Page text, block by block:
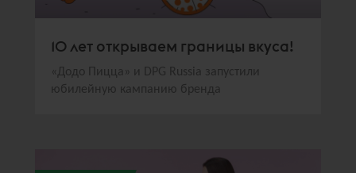
10 лет открываем границы вкуса!
«Додо Пицца» и DPG Russia запустили
юбилейную кампанию бренда